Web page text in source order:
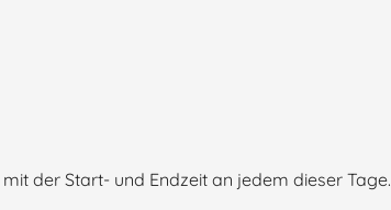
der Start- und Endzeit an jedem dieser Tage.